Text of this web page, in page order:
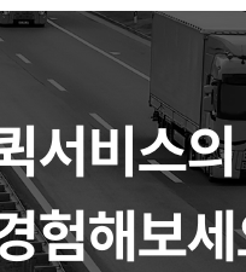
서비스의
험해보